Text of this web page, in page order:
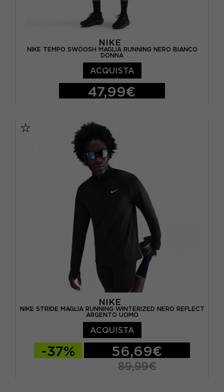
NIKE
NIKE TEMPO SWOOSH MAGLIA RUNNING NERO BIANCO
DONNA
ACQUISTA
47,99€
NIKE
NIKE STRIDE MAGLIA RUNNING WINTERIZED NERO REFLECT
ARGENTO UOMO
ACQUISTA
-37% 56,69€
89,99€